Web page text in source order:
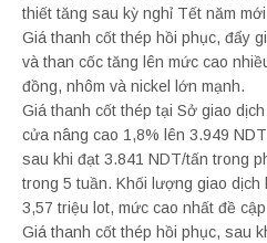
thiết tăng sau kỳ nghỉ Tết năm
Giá thanh cốt thép hồi phục, đẩy
và than cốc tăng lên mức cao
đồng, nhôm và nickel lớn mạnh.
Giá thanh cốt thép tại Sở giao
cửa nâng cao 1,8% lên 3.949
sau khi đạt 3.841 NDT/tấn trong
trong 5 tuần. Khối lượng giao
3,57 triệu lot, mức cao nhất đề
Giá thanh cốt thép hồi phục, sau